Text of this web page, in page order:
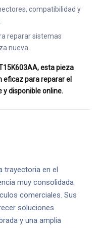
compatibilidad y
reparar sistemas
nueva.
esta pieza
eficaz para reparar el
y disponible online.
trayectoria en el
muy consolidada
comerciales. Sus
soluciones
y una amplia